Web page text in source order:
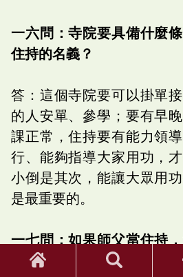
一六問：寺院要具備什麼
住持的名義？
答：這個寺院要可以掛單
的人安單、參學；要有早
課正常，住持要有能力領
行、能夠指導大家用功，
小倒是其次，能讓大眾用
是最重要的。
一七問：如果師父當住持
以傳給徒弟、徒孫嗎？